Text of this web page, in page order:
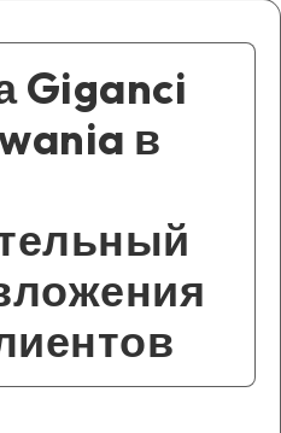
Giganci
в